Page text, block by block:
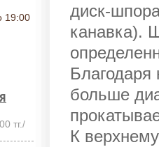
19:00
тг./
диск-
канавка).
Благодаря
больше
К